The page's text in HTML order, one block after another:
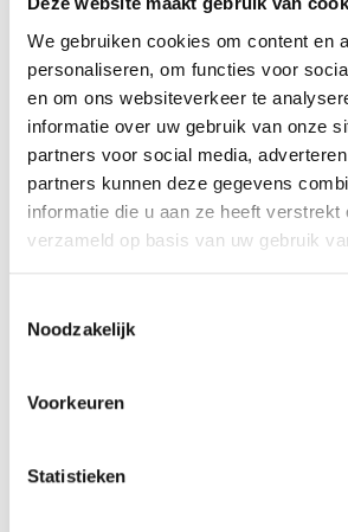
We gebruiken cookies om content en
personaliseren, om functies voor
en om ons websiteverkeer te
informatie over uw gebruik van onze
partners voor social media,
partners kunnen deze gegevens
informatie die u aan ze heeft verstrekt
verzameld op basis van uw gebruik
Noodzakelijk
Voorkeuren
Statistieken
Combinatie deals
Geniet van deze geweldige kortingsdeals
Japan stijl rood
cm - basic
Combinatie DEAL% met